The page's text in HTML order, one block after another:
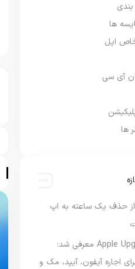
ها
خاص اپل
ان آی سی
ها
از حذف یک ساعته به اپ
برنامه Apple Upgrade معرفی شد؛
اجاره آیفون، آیپد، مک و